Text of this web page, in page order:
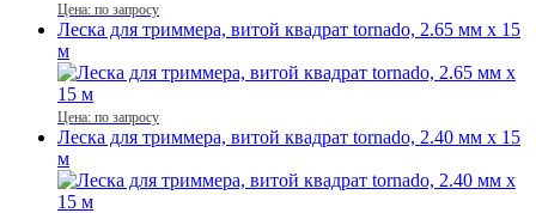
Цена: по запросу
Леска для триммера, витой квадрат tornado, 2.65 мм x 15
м
Цена: по запросу
Леска для триммера, витой квадрат tornado, 2.40 мм x 15
м